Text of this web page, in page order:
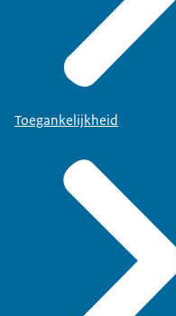
Toegankelijkheid